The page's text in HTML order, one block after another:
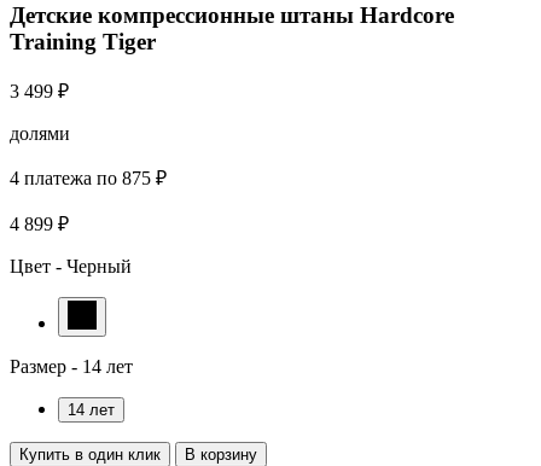
Детские компрессионные штаны Hardcore
Training Tiger
3 499 ₽
долями
4 платежа по 875 ₽
4 899 ₽
Цвет - Черный
Размер - 14 лет
14 лет
Купить в один клик В корзину